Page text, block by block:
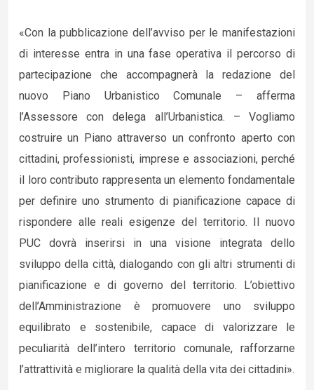
«Con la pubblicazione dell’avviso per le manifestazioni
di interesse entra in una fase operativa il percorso di
partecipazione che accompagnerà la redazione del
nuovo Piano Urbanistico Comunale – afferma
l’Assessore con delega all’Urbanistica. – Vogliamo
costruire un Piano attraverso un confronto aperto con
cittadini, professionisti, imprese e associazioni, perché
il loro contributo rappresenta un elemento fondamentale
per definire uno strumento di pianificazione capace di
rispondere alle reali esigenze del territorio. Il nuovo
PUC dovrà inserirsi in una visione integrata dello
sviluppo della città, dialogando con gli altri strumenti di
pianificazione e di governo del territorio. L’obiettivo
dell’Amministrazione è promuovere uno sviluppo
equilibrato e sostenibile, capace di valorizzare le
peculiarità dell’intero territorio comunale, rafforzarne
l’attrattività e migliorare la qualità della vita dei cittadini».